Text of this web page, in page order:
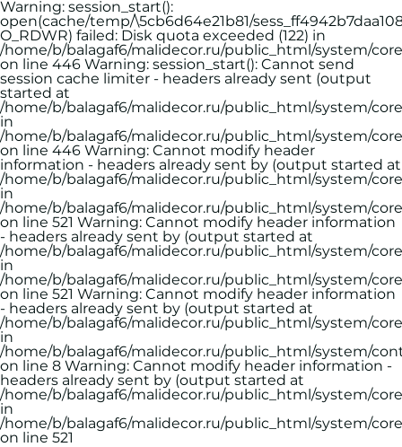
Warning: session_start():
open(cache/temp/\5cb6d64e21b81/
O_RDWR) failed: Disk quota exceeded (122) in
/home/b/balagaf6/malidecor.ru/public_html/system/
on line 446 Warning: session_start(): Cannot send
session cache limiter - headers already sent (output
started at
/home/b/balagaf6/malidecor.ru/public_html/system/
in
/home/b/balagaf6/malidecor.ru/public_html/system/
on line 446 Warning: Cannot modify header
information - headers already sent by (output started at
/home/b/balagaf6/malidecor.ru/public_html/system/
in
/home/b/balagaf6/malidecor.ru/public_html/system/
on line 521 Warning: Cannot modify header information
- headers already sent by (output started at
/home/b/balagaf6/malidecor.ru/public_html/system/
in
/home/b/balagaf6/malidecor.ru/public_html/system/
on line 521 Warning: Cannot modify header information
- headers already sent by (output started at
/home/b/balagaf6/malidecor.ru/public_html/system/
in
/home/b/balagaf6/malidecor.ru/public_html/system/
on line 8 Warning: Cannot modify header information -
headers already sent by (output started at
/home/b/balagaf6/malidecor.ru/public_html/system/
in
/home/b/balagaf6/malidecor.ru/public_html/system/
on line 521